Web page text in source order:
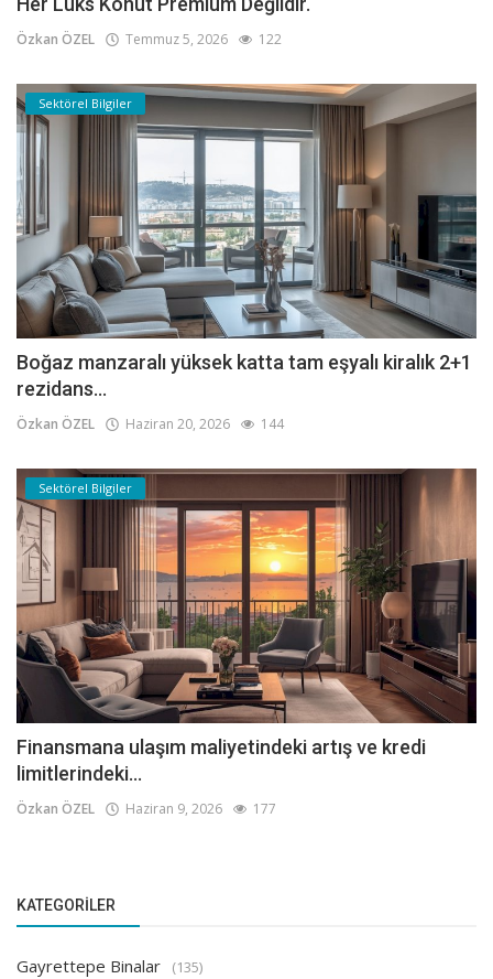
Özkan ÖZEL Temmuz 5, 2026 122
Sektörel Bilgiler
Boğaz manzaralı yüksek katta tam eşyalı kiralık 2+1
rezidans...
Özkan ÖZEL Haziran 20, 2026 144
Sektörel Bilgiler
Finansmana ulaşım maliyetindeki artış ve kredi
limitlerindeki...
Özkan ÖZEL Haziran 9, 2026 177
KATEGORILER
Gayrettepe Binalar (135)